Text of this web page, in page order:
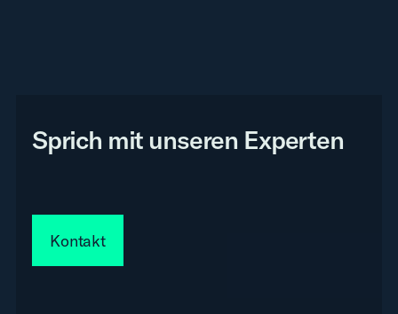
Sprich mit unseren Experten
Kontakt